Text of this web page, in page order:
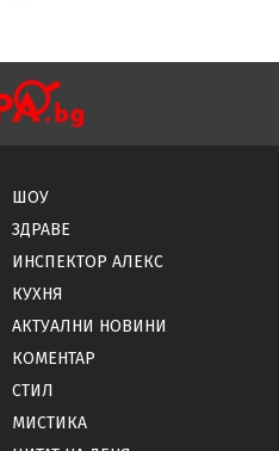
ШОУ
ЗДРАВЕ
ИНСПЕКТОР АЛЕКС
КУХНЯ
АКТУАЛНИ НОВИНИ
КОМЕНТАР
СТИЛ
МИСТИКА